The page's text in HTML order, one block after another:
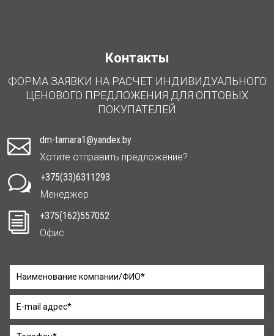
Контакты
ФОРМА ЗАЯВКИ НА РАСЧЕТ ИНДИВИДУАЛЬНОГО
ЦЕНОВОГО ПРЕДЛОЖЕНИЯ ДЛЯ ОПТОВЫХ
ПОКУПАТЕЛЕЙ

dm-tamara1@yandex.by
Хотите отправить предложение?
w
+375(33)6311293
Менеджер
i
+375(162)557052
Офис